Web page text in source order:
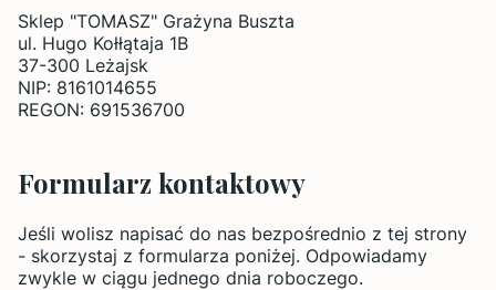
Sklep "TOMASZ" Grażyna Buszta
ul. Hugo Kołłątaja 1B
37-300 Leżajsk
NIP: 8161014655
REGON: 691536700
Formularz kontaktowy
Jeśli wolisz napisać do nas bezpośrednio z tej strony
- skorzystaj z formularza poniżej. Odpowiadamy
zwykle w ciągu jednego dnia roboczego.